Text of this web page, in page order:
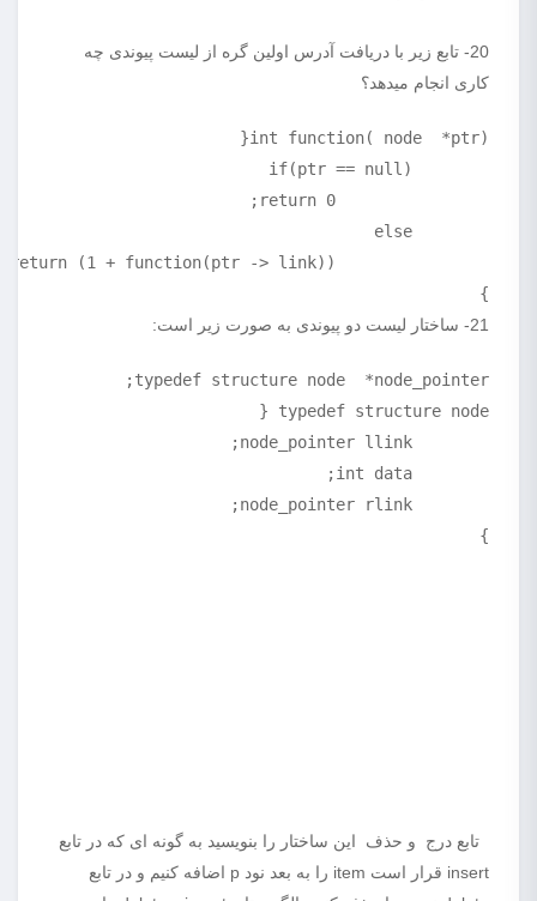
20- تابع زیر با دریافت آدرس اولین گره از لیست پیوندی چه
کاری انجام میدهد؟
}
21- ساختار لیست دو پیوندی به صورت زیر است:
}
تابع درج و حذف این ساختار را بنویسید به گونه ای که در تابع
insert قرار است item را به بعد نود p اضافه کنیم و در تابع